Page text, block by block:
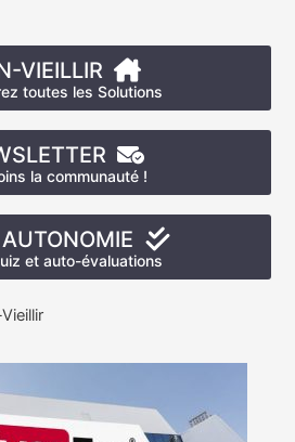
VIEILLIR
toutes les Solutions
la communauté !
et auto-évaluations